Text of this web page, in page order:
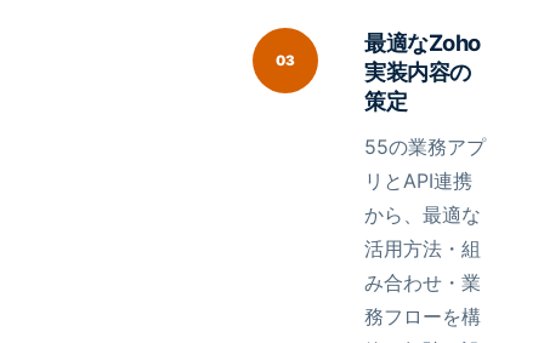
03
最適なZoho
実装内容の
策定
55の業務アプ
リとAPI連携
から、最適な
活用方法・組
み合わせ・業
務フローを構